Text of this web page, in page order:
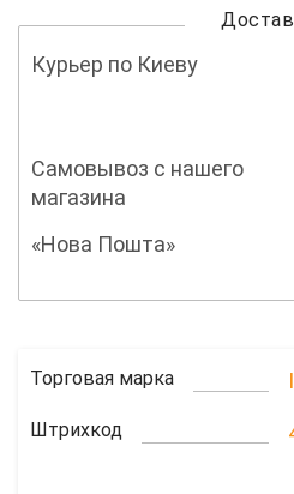
Курьер по Киеву
Самовывоз с нашего
магазина
«Нова Пошта»
Торговая марка
Штрихкод